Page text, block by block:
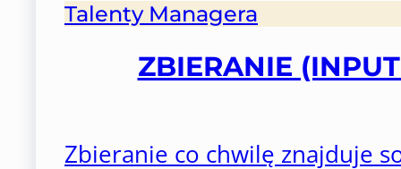
Talenty Managera
ZBIERANIE
Zbieranie co chwilę znajduje